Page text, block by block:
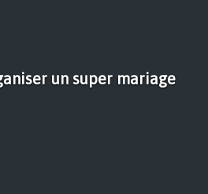
un super mariage